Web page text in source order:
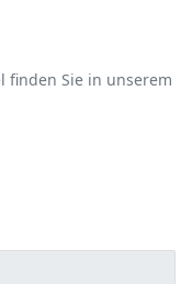
finden Sie in unserem